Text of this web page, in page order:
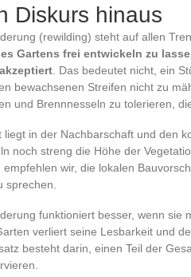
Diskurs hinaus
(rewilding) steht auf allen
Gartens frei entwickeln zu
. Das bedeutet nicht, ein
bewachsenen Streifen nicht zu
und Brennnesseln zu tolerieren,
liegt in der Nachbarschaft und den
noch streng die Höhe der
empfehlen wir, die lokalen
sprechen.
funktioniert besser, wenn sie
verliert seine Lesbarkeit und
besteht darin, einen Teil der